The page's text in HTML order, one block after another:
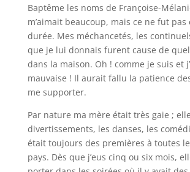
Baptême les noms de Françoise-
m’aimait beaucoup, mais ce ne fut pas
durée. Mes méchancetés, les
que je lui donnais furent cause de
dans la maison. Oh ! comme je suis et
mauvaise ! Il aurait fallu la patience
me supporter.
Par nature ma mère était très gaie ;
divertissements, les danses, les
était toujours des premières à toutes
pays. Dès que j’eus cinq ou six mois,